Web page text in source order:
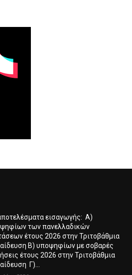
εισαγωγής: Α)
των πανελλαδικών
έτους 2026 στην Τριτοβάθμια
Β) υποψηφίων με σοβαρές
έτους 2026 στην Τριτοβάθμια
Γ)...